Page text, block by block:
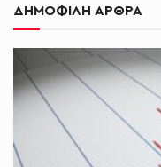
ΔΗΜΟΦΙΛΗ ΑΡΘΡΑ